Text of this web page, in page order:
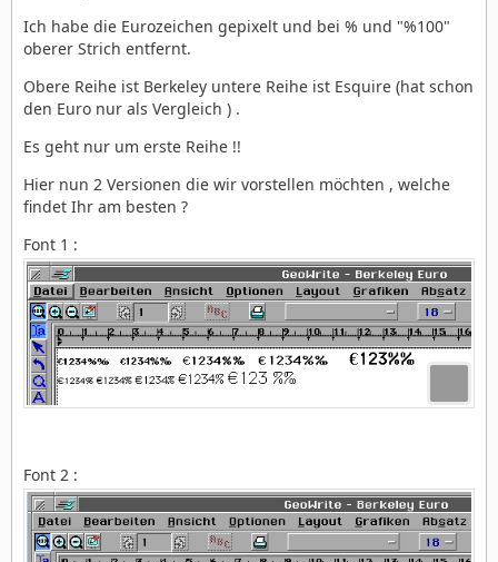
Ich habe die Eurozeichen gepixelt und bei % und "%100"
oberer Strich entfernt.
Obere Reihe ist Berkeley untere Reihe ist Esquire (hat schon
den Euro nur als Vergleich ) .
Es geht nur um erste Reihe !!
Hier nun 2 Versionen die wir vorstellen möchten , welche
findet Ihr am besten ?
Font 1 :
Font 2 :